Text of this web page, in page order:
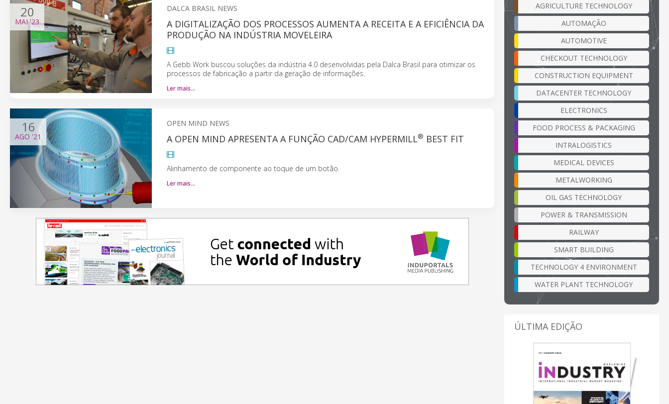
20
MAI'23
DALCA BRASIL NEWS
A DIGITALIZAÇÃO DOS PROCESSOS AUMENTA A RECEITA E A EFICIÊNCIA DA
PRODUÇÃO NA INDÚSTRIA MOVELEIRA
A Gebb Work buscou soluções da indústria 4.0 desenvolvidas pela Dalca Brasil para otimizar os
processos de fabricação a partir da geração de informações.
Ler mais…
16
AGO '21
OPEN MIND NEWS
A OPEN MIND APRESENTA A FUNÇÃO CAD/CAM HYPERMILL® BEST FIT
Alinhamento de componente ao toque de um botão.
Ler mais…
AGRICULTURE TECHNOLOGY
AUTOMAÇÃO
AUTOMOTIVE
CHECKOUT TECHNOLOGY
CONSTRUCTION EQUIPMENT
DATACENTER TECHNOLOGY
ELECTRONICS
FOOD PROCESS & PACKAGING
INTRALOGISTICS
MEDICAL DEVICES
METALWORKING
OIL GAS TECHNOLOGY
POWER & TRANSMISSION
RAILWAY
SMART BUILDING
TECHNOLOGY 4 ENVIRONMENT
WATER PLANT TECHNOLOGY
ÚLTIMA EDIÇÃO